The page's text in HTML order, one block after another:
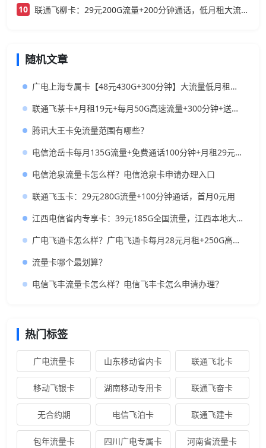
10
联通飞柳卡：29元200G流量+200分钟通话，低月租大流量卡
随机文章
广电上海专属卡【48元430G+300分钟】大流量低月租推荐
联通飞茶卡+月租19元+每月50G高速流量+300分钟+送视频VIP+长期套餐
腾讯大王卡免流量范围有哪些？
电信沧岳卡每月135G流量+免费通话100分钟+月租29元套餐长期有效
电信沧泉流量卡怎么样？电信沧泉卡申请办理入口
联通飞玉卡：29元280G流量+100分钟通话，首月0元用
江西电信省内专享卡：39元185G全国流量，江西本地大流量卡
广电飞通卡怎么样？广电飞通卡每月28元月租+250G高速流量+200分钟
流量卡哪个最划算？
电信飞丰流量卡怎么样？电信飞丰卡怎么申请办理？
热门标签
广电流量卡 山东移动省内卡 联通飞北卡
移动飞银卡 湖南移动专用卡 联通飞奋卡
无合约期 电信飞泊卡 联通飞建卡
包年流量卡 四川广电专属卡 河南省流量卡